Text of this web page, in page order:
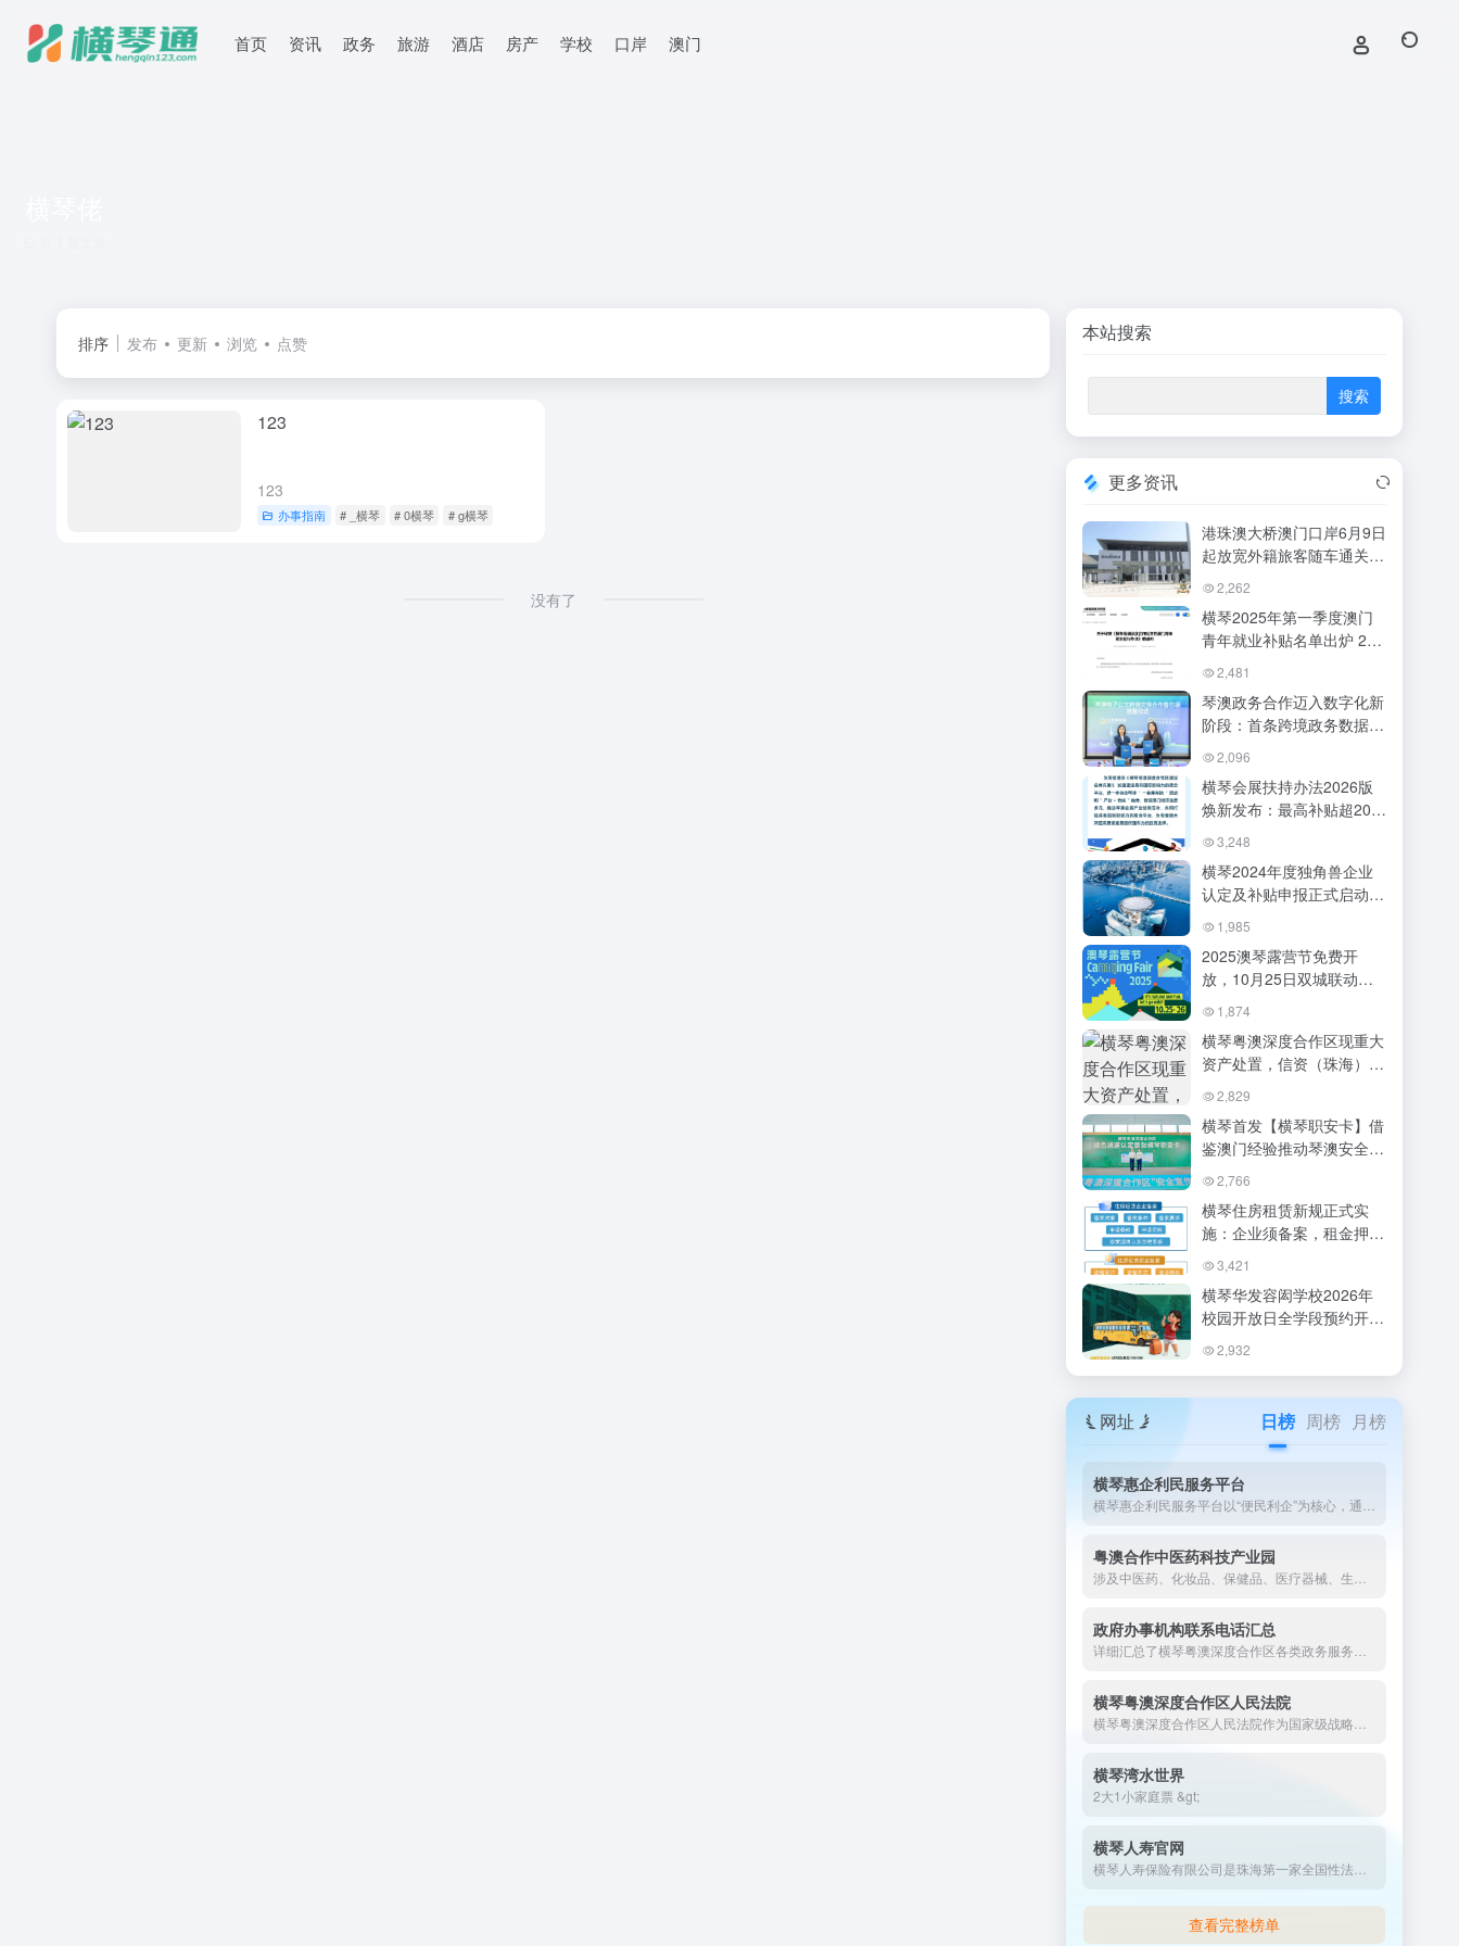
首页 资讯 政务 旅游 酒店 房产 学校 口岸 澳门
排序 发布 更新 浏览 点赞
123
123
办事指南 # _横琴 # 0横琴 # g横琴
没有了
本站搜索
更多资讯
港珠澳大桥澳门口岸6月9日
起放宽外籍旅客随车通关政
策 2,262
横琴2025年第一季度澳门
青年就业补贴名单出炉 20
名澳门青年获首批补贴
2,481
琴澳政务合作迈入数字化新
阶段：首条跨境政务数据专
线开通，电子公文实现安全
高效互通
2,096
横琴会展扶持办法2026版
焕新发布：最高补贴超200
万，力推“一会展两地”
3,248
横琴2024年度独角兽企业
认定及补贴申报正式启动
（最高奖励2000万元）
1,985
2025澳琴露营节免费开
放，10月25日双城联动开
启自然盛宴
1,874
横琴粤澳深度合作区现重大
资产处置，信资（珠海）房
地产公司100%股权及债权
挂牌转让，底价22.44亿元
2,829
横琴首发【横琴职安卡】借
鉴澳门经验推动琴澳安全生
产一体化
2,766
横琴住房租赁新规正式实
施：企业须备案，租金押金
纳入监管
3,421
横琴华发容闳学校2026年
校园开放日全学段预约开
启，沉浸式体验IPC/BPC课
程与双师课堂
2,932
网址 日榜 周榜 月榜
横琴惠企利民服务平台
粤澳合作中医药科技产业园
政府办事机构联系电话汇总
横琴粤澳深度合作区人民法院
横琴湾水世界
2大1小家庭票 &gt;
横琴人寿官网
查看完整榜单